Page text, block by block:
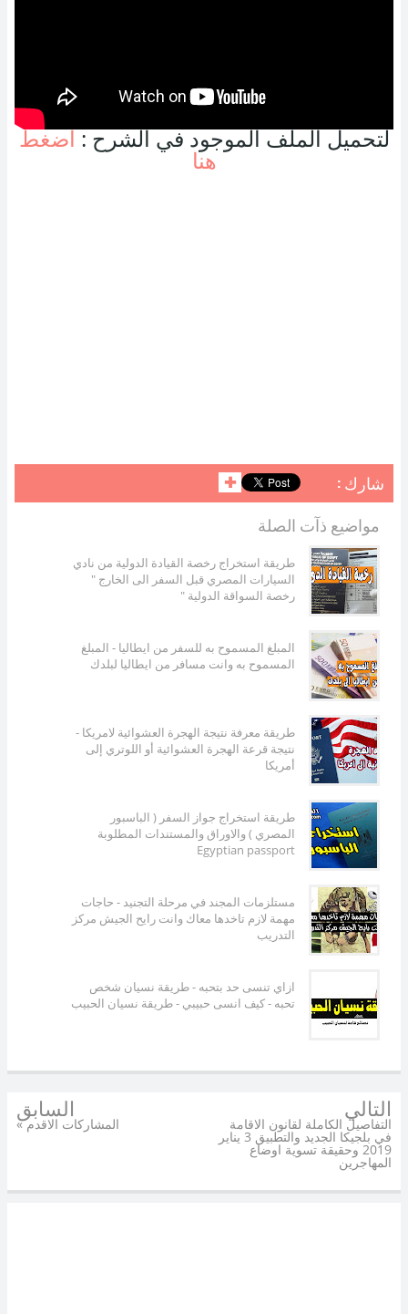
لتحميل الملف الموجود في الشرح :اضغط
هنا
شارك : ✚
مواضيع ذآت الصلة
طريقة استخراج رخصة القيادة الدولية من نادي
السيارات المصري قبل السفر الى الخارج "
رخصة السواقة الدولية "
المبلغ المسموح به للسفر من ايطاليا - المبلغ
المسموح به وانت مسافر من ايطاليا لبلدك
طريقة معرفة نتيجة الهجرة العشوائية لامريكا -
نتيجة قرعة الهجرة العشوائية أو اللوتري إلى
أمريكا
طريقة استخراج جواز السفر ( الباسبور
المصري ) والاوراق والمستندات المطلوبة
Egyptian passport
مستلزمات المجند في مرحلة التجنيد - حاجات
مهمة لازم تاخدها معاك وانت رايح الجيش مركز
التدريب
ازاي تنسى حد بتحبه - طريقة نسيان شخص
تحبه - كيف انسى حبيبي - طريقة نسيان الحبيب
التالي
التفاصيل الكاملة لقانون الاقامة
في بلجيكا الجديد والتطبيق 3 يناير
2019 وحقيقة تسوية اوضاع
المهاجرين
السابق
المشاركات الاقدم »